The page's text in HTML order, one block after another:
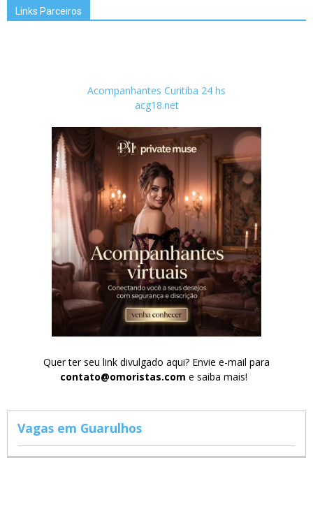
Links Parceiros
Acompanhantes Curitiba 24 hs
acg18.net
Quer ter seu link divulgado aqui? Envie e-mail para
contato@omoristas.com e saiba mais!
Vagas em Guarulhos